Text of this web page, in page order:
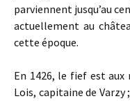
parviennent jusqu’au
actuellement au
cette époque.
En 1426, le fief est
Lois, capitaine de